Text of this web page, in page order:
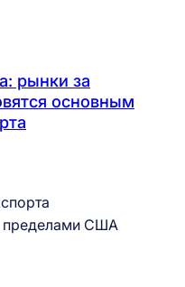
рынки за
основным
пределами США